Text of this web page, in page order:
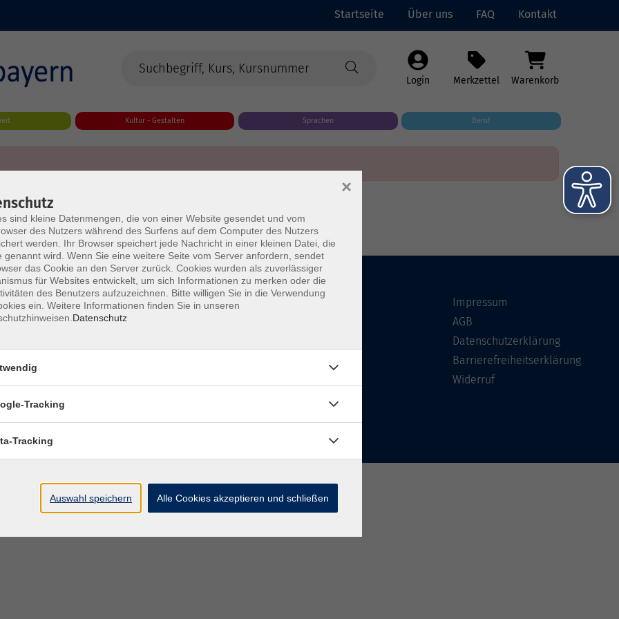
Startseite Über uns FAQ Kontakt
Login Merkzettel Warenkorb
Kultur - Gestalten Sprachen Beruf
Startseite
Impressum
AGB
Datenschutzerklärung
Barrierefreiheitserklärung
Widerruf
sind kleine Datenmengen, die von einer Website gesendet und vom
des Nutzers während des Surfens auf dem Computer des Nutzers
werden. Ihr Browser speichert jede Nachricht in einer kleinen Datei, die
genannt wird. Wenn Sie eine weitere Seite vom Server anfordern, sendet
das Cookie an den Server zurück. Cookies wurden als zuverlässiger
für Websites entwickelt, um sich Informationen zu merken oder die
des Benutzers aufzuzeichnen. Bitte willigen Sie in die Verwendung
ein. Weitere Informationen finden Sie in unseren
Datenschutz
×
Tracking
Tracking
Auswahl speichern Alle Cookies akzeptieren und schließen